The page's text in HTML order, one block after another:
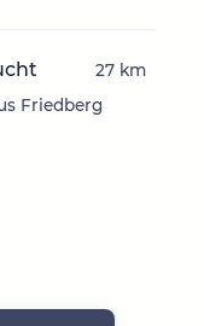
Friedberg
27 km